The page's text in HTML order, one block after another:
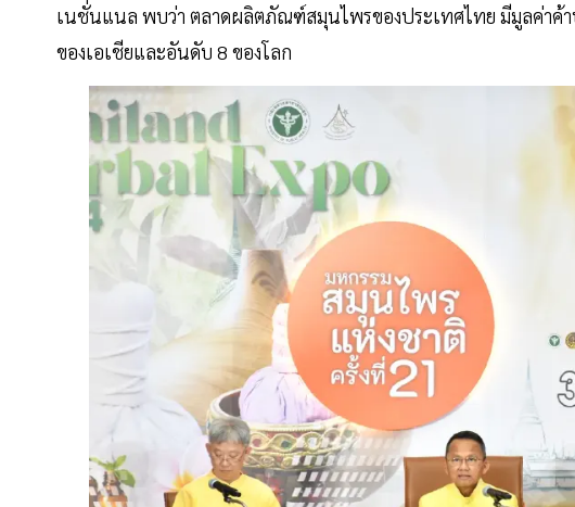
เนชั่นแนล พบว่า ตลาดผลิตภัณฑ์สมุนไพรของประเทศไทย มีมูลค่า
ของเอเชียและอันดับ 8 ของโลก